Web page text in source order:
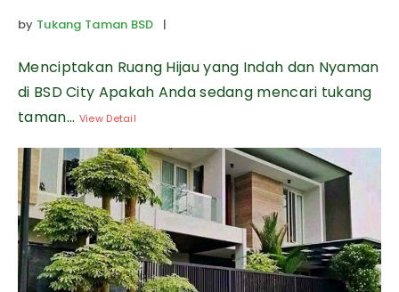
by Tukang Taman BSD |
Menciptakan Ruang Hijau yang Indah dan Nyaman
di BSD City Apakah Anda sedang mencari tukang
taman... View Detail